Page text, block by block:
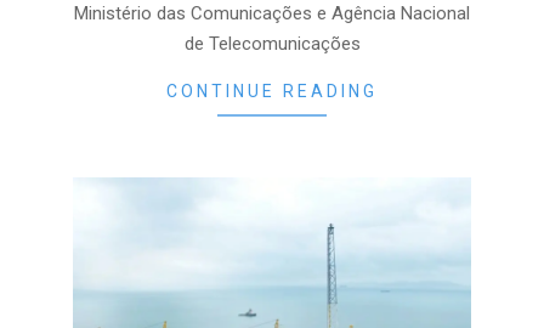
Ministério das Comunicações e Agência Nacional
de Telecomunicações
CONTINUE READING